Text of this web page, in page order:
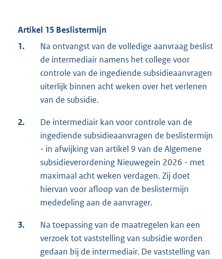
Artikel 15 Beslistermijn
1.
Na ontvangst van de volledige aanvraag beslist
de intermediair namens het college voor
controle van de ingediende subsidieaanvragen
uiterlijk binnen acht weken over het verlenen
van de subsidie.
2.
De intermediair kan voor controle van de
ingediende subsidieaanvragen de beslistermijn
- in afwijking van artikel 9 van de Algemene
subsidieverordening Nieuwegein 2026 - met
maximaal acht weken verdagen. Zij doet
hiervan voor afloop van de beslistermijn
mededeling aan de aanvrager.
3.
Na toepassing van de maatregelen kan een
verzoek tot vaststelling van subsidie worden
gedaan bij de intermediair. De vaststelling van